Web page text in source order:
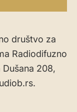
društvo za
Radiodifuzno
208,